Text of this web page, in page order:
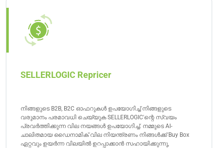
ബാധിക്കുന്ന പ്രത്യേക പ്രശ്നം പരിഹരിക്കുന്നു, ഇത്
പണത്തിന്റെ നഷ്ടം ഉണ്ടാക്കുന്നു.
SELLERLOGIC Repricer
നിങ്ങളുടെ B2B, B2C ഓഫറുകൾ ഉപയോഗിച്ച് നിങ്ങളുടെ
വരുമാനം പരമാവധി ചെയ്യുക SELLERLOGIC'ന്റെ സ്വയം
പ്രവർത്തിക്കുന്ന വില നയങ്ങൾ ഉപയോഗിച്ച്. നമ്മുടെ AI-
ചാലിതമായ ഡൈനാമിക് വില നിയന്ത്രണം നിങ്ങൾക്ക് Buy Box
ഏറ്റവും ഉയർന്ന വിലയിൽ ഉറപ്പാക്കാൻ സഹായിക്കുന്നു,